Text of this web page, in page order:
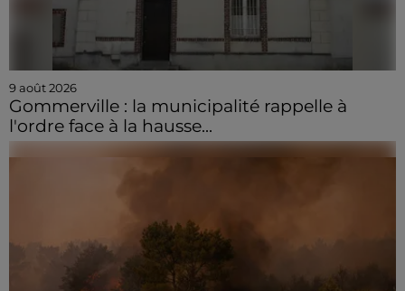
9 août 2026
Gommerville : la municipalité rappelle à
l'ordre face à la hausse...